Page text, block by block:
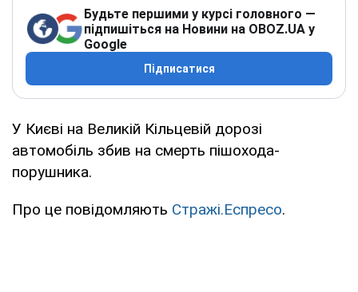
Будьте першими у курсі головного —
підпишіться на Новини на OBOZ.UA у
Google
Підписатися
У Києві на Великій Кільцевій дорозі
автомобіль збив на смерть пішохода-
порушника.
Про це повідомляють Стражі.Еспресо.